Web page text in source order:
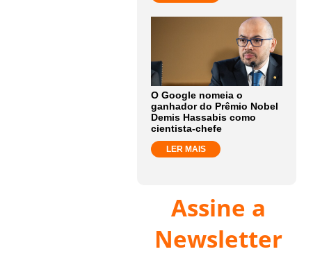
O Google nomeia o
ganhador do Prêmio Nobel
Demis Hassabis como
cientista-chefe
LER MAIS
Assine a
Newsletter